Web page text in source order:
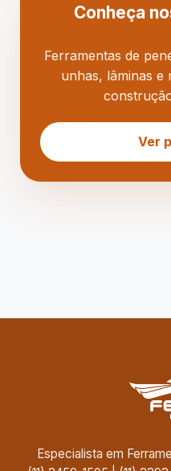
Conheça
Ferramentas de
unhas, lâminas e
Ver
Especialista em